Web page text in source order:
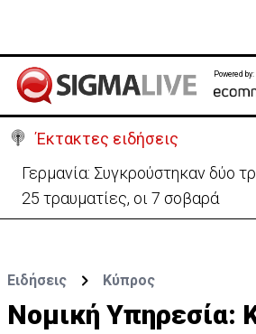
Powered by:
Έκτακτες ειδήσεις
Γερμανία: Συγκρούστηκαν δύο
25 τραυματίες, οι 7 σοβαρά
Ειδήσεις Κύπρος
Νομική Υπηρεσία: